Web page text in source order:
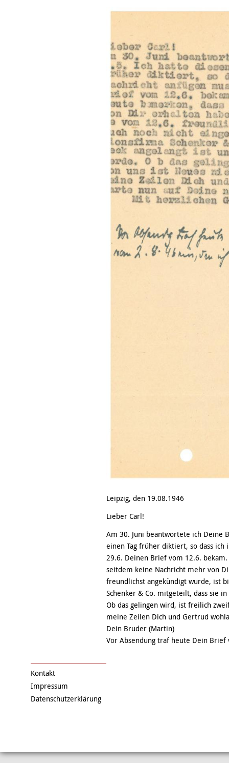
Leipzig, den 19.08.1946
Lieber Carl!
Am 30. Juni beantwortete ich Deine
einen Tag früher diktiert, so dass
29.6. Deinen Brief vom 12.6.
seitdem keine Nachricht mehr von
freundlichst angekündigt wurde, ist
Schenker & Co. mitgeteilt, dass sie
Ob das gelingen wird, ist freilich
meine Zeilen Dich und Gertrud
Dein Bruder (Martin)
Vor Absendung traf heute Dein
Kontakt
Impressum
Datenschutzerklärung